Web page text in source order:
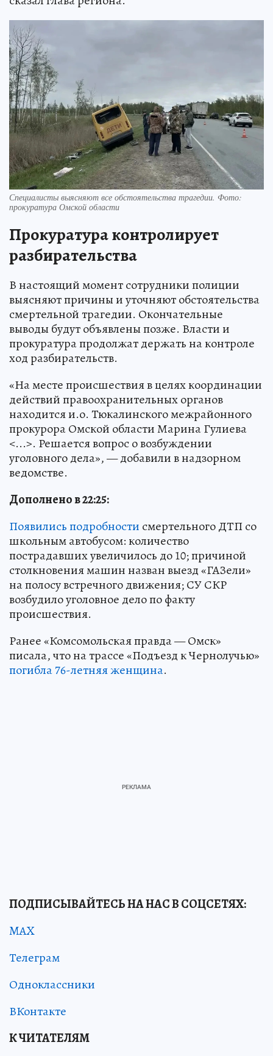
Специалисты выясняют все обстоятельства трагедии. Фото:
прокуратура Омской области
Прокуратура контролирует
разбирательства
В настоящий момент сотрудники полиции
выясняют причины и уточняют обстоятельства
смертельной трагедии. Окончательные
выводы будут объявлены позже. Власти и
прокуратура продолжат держать на контроле
ход разбирательств.
«На месте происшествия в целях координации
действий правоохранительных органов
находится и.о. Тюкалинского межрайонного
прокурора Омской области Марина Гулиева
<...>. Решается вопрос о возбуждении
уголовного дела», — добавили в надзорном
ведомстве.
Дополнено в 22:25:
Появились подробности смертельного ДТП со
школьным автобусом: количество
пострадавших увеличилось до 10; причиной
столкновения машин назван выезд «ГАЗели»
на полосу встречного движения; СУ СКР
возбудило уголовное дело по факту
происшествия.
Ранее «Комсомольская правда — Омск»
писала, что на трассе «Подъезд к Чернолучью»
погибла 76-летняя женщина.
ПОДПИСЫВАЙТЕСЬ НА НАС В СОЦСЕТЯХ:
MAX
Телеграм
Одноклассники
ВКонтакте
К ЧИТАТЕЛЯМ